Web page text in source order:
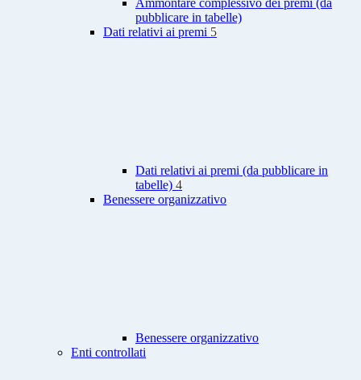
Ammontare complessivo dei premi (da
pubblicare in tabelle)
Dati relativi ai premi 5
Dati relativi ai premi (da pubblicare in
tabelle) 4
Benessere organizzativo
Benessere organizzativo
Enti controllati